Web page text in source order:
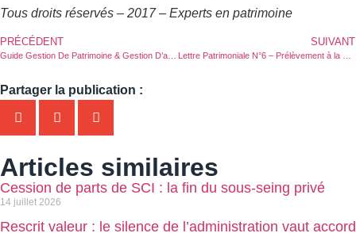
Tous droits réservés – 2017 – Experts en patrimoine
PRÉCÉDENT SUIVANT
Partager la publication :
Articles similaires
Cession de parts de SCI : la fin du sous-seing privé
14 juillet 2026
Rescrit valeur : le silence de l’administration vaut accord